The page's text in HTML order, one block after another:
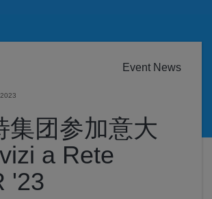
Event News
集团参加意大
a Rete
'23